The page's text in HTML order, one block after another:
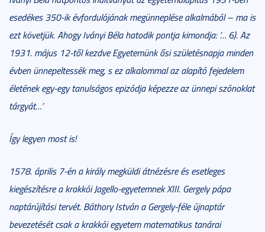
esedékes 350-ik évfordulójának megünneplése alkalmából – ma is
ezt követjük. Ahogy Iványi Béla hatodik pontja kimondja: ’… 6). Az
1931. május 12-től kezdve Egyetemünk ősi születésnapja minden
évben ünnepeltessék meg, s ez alkalommal az alapító fejedelem
életének egy-egy tanulságos epizódja képezze az ünnepi szónoklat
tárgyát…’
Így legyen most is!
1578. április 7-én a király megküldi átnézésre és esetleges
kiegészítésre a krakkói Jagello-egyetemnek XIII. Gergely pápa
naptárújítási tervét. Báthory István a Gergely-féle újnaptár
bevezetését csak a krakkói egyetem matematikus tanárai